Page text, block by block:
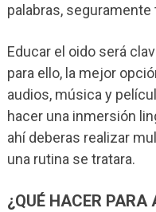
palabras,
Educar el oido será
para ello, la mejor
audios, música y
hacer una inmersión
ahí deberas realizar
una rutina se tratara.
¿QUÉ HACER PARA